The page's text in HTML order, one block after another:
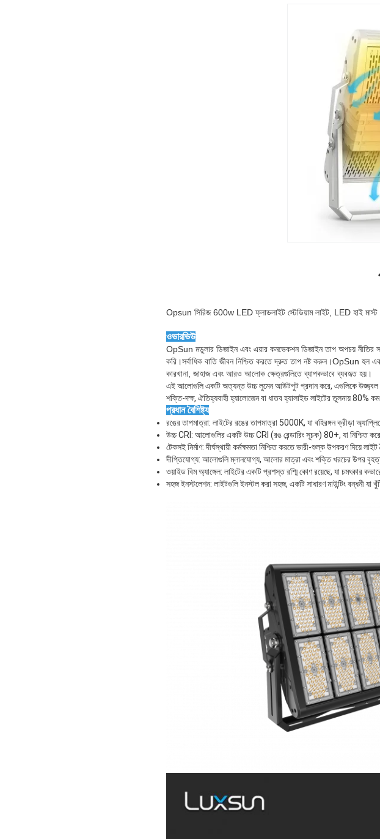
Opsun সিরিজ 600w LED ফ্লাডলাইট স্টেডিয়াম লাইট, LED হাই মাস্ট
ওভারভিউ
OpSun মডুলার ডিজাইন এবং এয়ার কনভেকশন ডিজাইন তাপ অপচয় নীতির
করি।সর্বাধিক বাতি জীবন নিশ্চিত করতে দ্রুত তাপ নষ্ট করুন।OpSun হল
কারখানা, জাহাজ এবং আরও আলোক ক্ষেত্রগুলিতে ব্যাপকভাবে ব্যবহৃত হয়।
এই আলোগুলি একটি অত্যন্ত উচ্চ লুমেন আউটপুট প্রদান করে, এগুলিকে
শক্তি-দক্ষ, ঐতিহ্যবাহী হ্যালোজেন বা ধাতব হ্যালাইড লাইটের তুলনায় 80%
প্রধান বৈশিষ্ট্য
রঙের তাপমাত্রা: লাইটের রঙের তাপমাত্রা 5000K, যা বহিরঙ্গন ক্রীড়া
উচ্চ CRI: আলোগুলির একটি উচ্চ CRI (রঙ রেন্ডারিং সূচক) 80+, যা নিশ্চিত
টেকসই নির্মাণ: দীর্ঘস্থায়ী কর্মক্ষমতা নিশ্চিত করতে ভারী-শুল্ক উপকরণ দিয়ে
দীপ্তিযোগ্য: আলোগুলি ম্লানযোগ্য, আলোর মাত্রা এবং শক্তি খরচের উপর
ওয়াইড বিম অ্যাঙ্গেল: লাইটের একটি প্রশস্ত রশ্মি কোণ রয়েছে, যা চমৎকার
সহজ ইনস্টলেশন: লাইটগুলি ইনস্টল করা সহজ, একটি সাধারণ মাউন্টিং বন্ধনী যা